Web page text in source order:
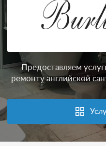
Предоставляем
ремонту английской